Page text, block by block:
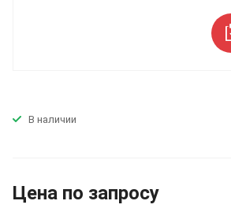
В наличии
Цена по запросу